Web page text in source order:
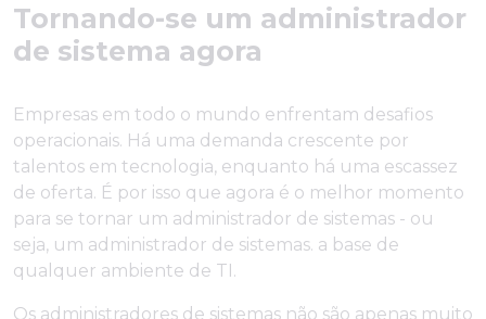
Tornando-se um administrador
de sistema agora
Empresas em todo o mundo enfrentam desafios
operacionais. Há uma demanda crescente por
talentos em tecnologia, enquanto há uma escassez
de oferta. É por isso que agora é o melhor momento
para se tornar um administrador de sistemas - ou
seja, um administrador de sistemas. a base de
qualquer ambiente de TI.
Os administradores de sistemas não são apenas muito